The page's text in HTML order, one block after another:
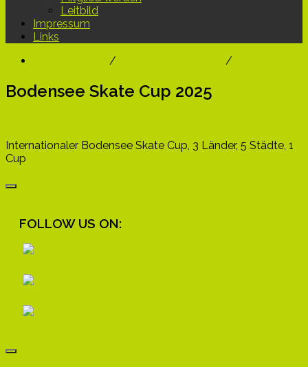
Leitbild
Impressum
Links
/ /
Bodensee Skate Cup 2025
Internationaler Bodensee Skate Cup, 3 Länder, 5 Städte, 1
Cup
FOLLOW US ON: